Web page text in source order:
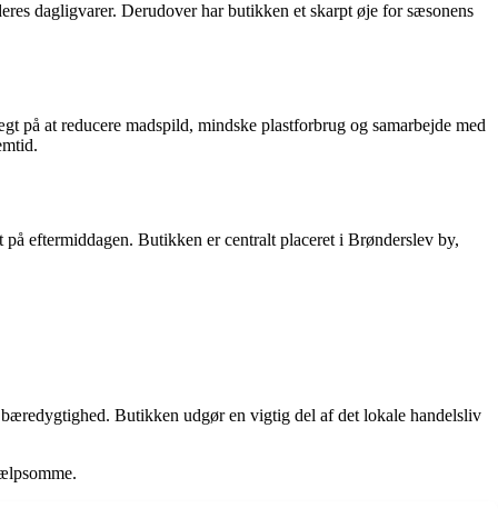
dagligvarer. Derudover har butikken et skarpt øje for sæsonens
at reducere madspild, mindske plastforbrug og samarbejde med
eftermiddagen. Butikken er centralt placeret i Brønderslev by,
Butikken udgør en vigtig del af det lokale handelsliv